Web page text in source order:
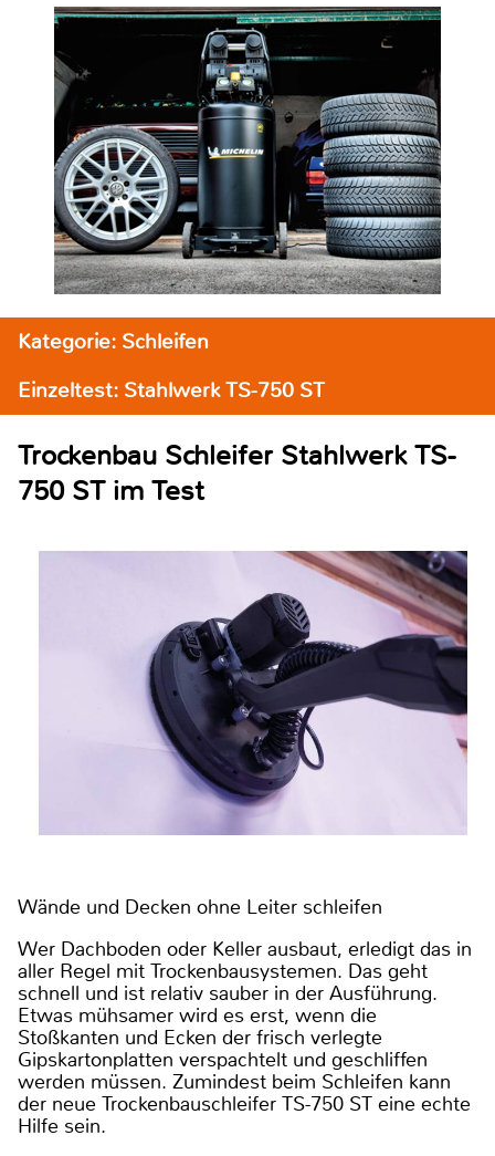
Kategorie: Schleifen
Einzeltest: Stahlwerk TS-750 ST
Trockenbau Schleifer Stahlwerk TS-
750 ST im Test
Wände und Decken ohne Leiter schleifen
Wer Dachboden oder Keller ausbaut, erledigt das in
aller Regel mit Trockenbausystemen. Das geht
schnell und ist relativ sauber in der Ausführung.
Etwas mühsamer wird es erst, wenn die
Stoßkanten und Ecken der frisch verlegte
Gipskartonplatten verspachtelt und geschliffen
werden müssen. Zumindest beim Schleifen kann
der neue Trockenbauschleifer TS-750 ST eine echte
Hilfe sein.